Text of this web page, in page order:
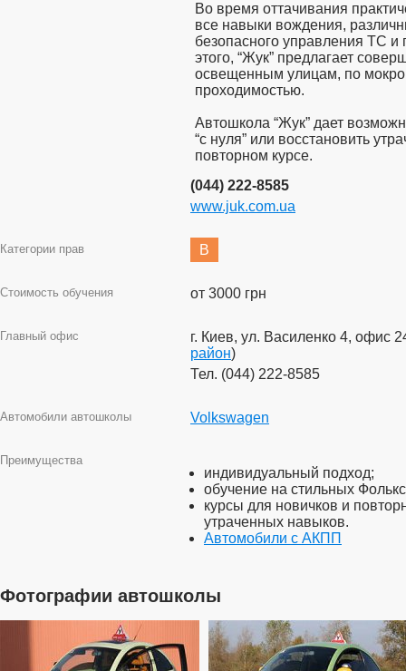
Во время оттачивания
все навыки вождения,
безопасного управления ТС
этого, “Жук” предлагает
освещенным улицам, по
проходимостью.
Автошкола “Жук” дает
“с нуля” или восстановить
повторном курсе.
(044) 222-8585
www.juk.com.ua
Категории прав B
Стоимость обучения от 3000 грн
Главный офис
г. Киев, ул. Василенко 4, офис
район)
Тел. (044) 222-8585
Автомобили автошколы Volkswagen
Преимущества
индивидуальный подход;
обучение на стильных
курсы для новичков и
утраченных навыков.
Автомобили с АКПП
Фотографии автошколы